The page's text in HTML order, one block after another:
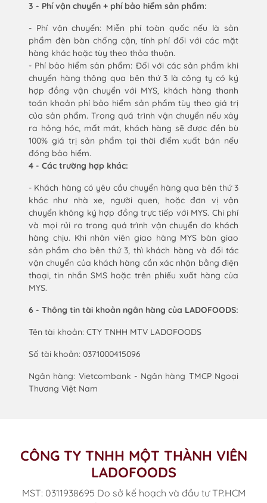
3 - Phí vận chuyển + phí bảo hiểm sản phẩm:
- Phí vận chuyển: Miễn phí toàn quốc nếu là sản
phẩm đèn bàn chống cận, tính phí đối với các mặt
hàng khác hoặc tùy theo thỏa thuận.
- Phí bảo hiểm sản phẩm: Đối với các sản phẩm khi
chuyển hàng thông qua bên thứ 3 là công ty có ký
hợp đồng vận chuyển với MYS, khách hàng thanh
toán khoản phí bảo hiểm sản phẩm tùy theo giá trị
của sản phẩm. Trong quá trình vận chuyển nếu xảy
ra hỏng hóc, mất mát, khách hàng sẽ được đền bù
100% giá trị sản phẩm tại thời điểm xuất bán nếu
đóng bảo hiểm.
4 - Các trường hợp khác:
- Khách hàng có yêu cầu chuyển hàng qua bên thứ 3
khác như nhà xe, người quen, hoặc đơn vị vận
chuyển không ký hợp đồng trực tiếp với MYS. Chi phí
và mọi rủi ro trong quá trình vận chuyển do khách
hàng chịu. Khi nhân viên giao hàng MYS bàn giao
sản phẩm cho bên thứ 3, thì khách hàng và đối tác
vận chuyển của khách hàng cần xác nhận bằng điện
thoại, tin nhắn SMS hoặc trên phiếu xuất hàng của
MYS.
6 - Thông tin tài khoản ngân hàng của LADOFOODS:
Tên tài khoản: CTY TNHH MTV LADOFOODS
Số tài khoản: 0371000415096
Ngân hàng: Vietcombank - Ngân hàng TMCP Ngoại
Thương Việt Nam
CÔNG TY TNHH MỘT THÀNH VIÊN
LADOFOODS
MST: 0311938695 Do sở kế hoạch và đầu tư TP.HCM